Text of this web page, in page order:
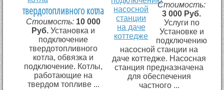
твердотопливного котла
Стоимость: 10 000
Руб. Установка и
подключение
твердотопливного
котла, обвязка и
подключение. Котлы,
работающие на
твердом топливе ...
Стоимость:
3 000 Руб.
Услуги по
Установке и
подключению
насосной станции на
даче коттедже. Насосная
станция предназначена
для обеспечения
частного ...